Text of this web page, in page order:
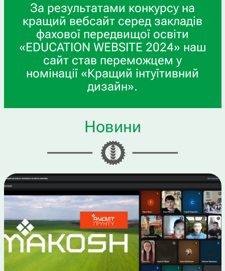
За результатами конкурсу на
кращий вебсайт серед закладів
фахової передвищої освіти
«EDUCATION WEBSITE 2024» наш
сайт став переможцем у
номінації «Кращий інтуїтивний
дизайн».
Новини